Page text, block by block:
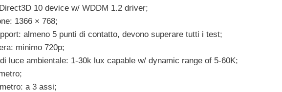
10 device w/ WDDM 1.2 driver;
1366 × 768;
almeno 5 punti di contatto, devono superare tutti i test;
minimo 720p;
luce ambientale: 1-30k lux capable w/ dynamic range of 5-60K;
a 3 assi;